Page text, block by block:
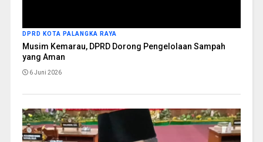
DPRD KOTA PALANGKA RAYA
Musim Kemarau, DPRD Dorong Pengelolaan Sampah
yang Aman
6 Juni 2026